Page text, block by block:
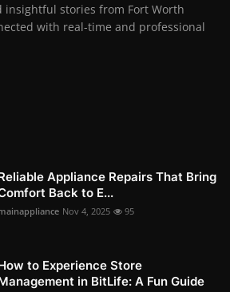
stories from Fort Worth
with real-time and professional
Appliance Repairs That Bring
Back to E...
Nov 4, 2025 95
to Experience Store
in BitLife: A Fun Guide